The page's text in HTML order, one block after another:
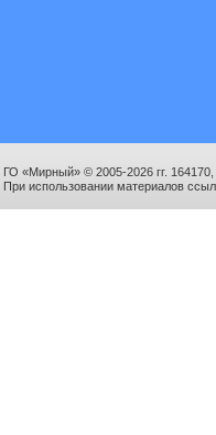
ГО «Мирный» © 2005-2026 гг.
При использовании материалов